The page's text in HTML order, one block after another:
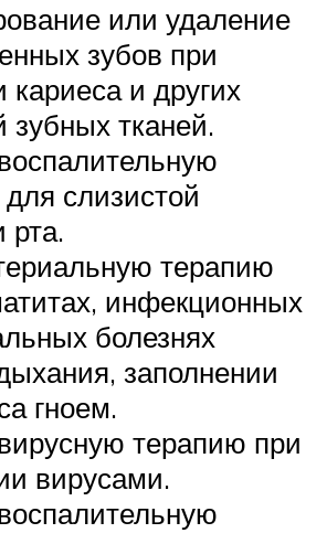
или удаление
зубов при
кариеса и других
зубных тканей.
слизистой
рта.
терапию
инфекционных
болезнях
заполнении
гноем.
терапию при
вирусами.